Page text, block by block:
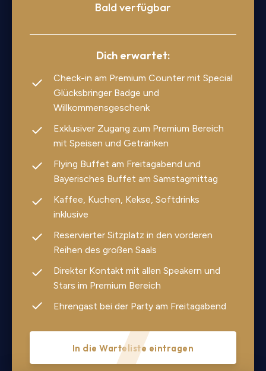
Bald verfügbar
Dich erwartet:
Check-in am Premium Counter mit Special
Glücksbringer Badge und
Willkommensgeschenk
Exklusiver Zugang zum Premium Bereich
mit Speisen und Getränken
Flying Buffet am Freitagabend und
Bayerisches Buffet am Samstagmittag
Kaffee, Kuchen, Kekse, Softdrinks
inklusive
Reservierter Sitzplatz in den vorderen
Reihen des großen Saals
Direkter Kontakt mit allen Speakern und
Stars im Premium Bereich
Ehrengast bei der Party am Freitagabend
In die Warteliste eintragen